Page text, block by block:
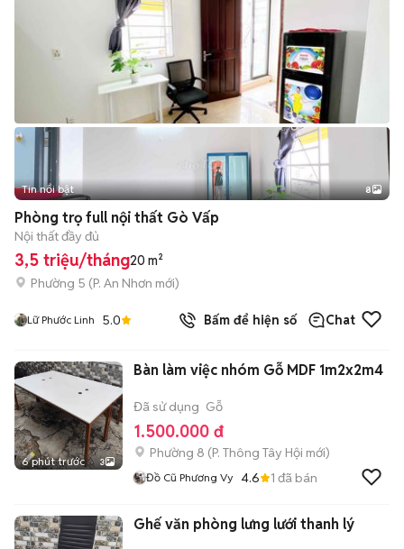
+2
Tin nổi bật 8
Phòng trọ full nội thất Gò Vấp
Nội thất đầy đủ
3,5 triệu/tháng20 m²
Phường 5 (P. An Nhơn mới)
Lữ Phước Linh 5.0 Bấm để hiện số Chat
6 phút trước 3
Bàn làm việc nhóm Gỗ MDF 1m2x2m4
Đã sử dụng Gỗ
1.500.000 đ
Phường 8 (P. Thông Tây Hội mới)
Đồ Cũ Phương Vy 4.6 1 đã bán
Ghế văn phòng lưng lưới thanh lý